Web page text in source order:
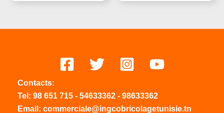
Contacts:
Tel: 98 651 715 - 54633362 - 98633362
Email: commerciale@ingcobricolagetunisie.tn